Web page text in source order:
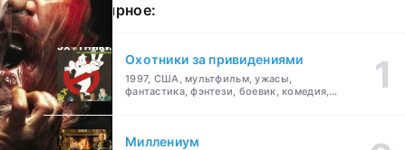
Популярное:
Охотники за привидениями
1997, США, мультфильм, ужасы,
фантастика, фэнтези, боевик, комедия,
Миллениум